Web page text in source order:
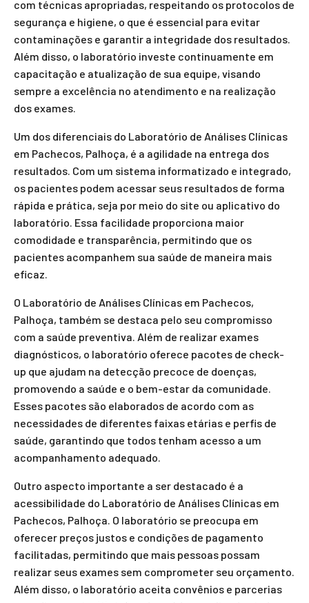
com técnicas apropriadas, respeitando os protocolos de
segurança e higiene, o que é essencial para evitar
contaminações e garantir a integridade dos resultados.
Além disso, o laboratório investe continuamente em
capacitação e atualização de sua equipe, visando
sempre a excelência no atendimento e na realização
dos exames.
Um dos diferenciais do Laboratório de Análises Clínicas
em Pachecos, Palhoça, é a agilidade na entrega dos
resultados. Com um sistema informatizado e integrado,
os pacientes podem acessar seus resultados de forma
rápida e prática, seja por meio do site ou aplicativo do
laboratório. Essa facilidade proporciona maior
comodidade e transparência, permitindo que os
pacientes acompanhem sua saúde de maneira mais
eficaz.
O Laboratório de Análises Clínicas em Pachecos,
Palhoça, também se destaca pelo seu compromisso
com a saúde preventiva. Além de realizar exames
diagnósticos, o laboratório oferece pacotes de check-
up que ajudam na detecção precoce de doenças,
promovendo a saúde e o bem-estar da comunidade.
Esses pacotes são elaborados de acordo com as
necessidades de diferentes faixas etárias e perfis de
saúde, garantindo que todos tenham acesso a um
acompanhamento adequado.
Outro aspecto importante a ser destacado é a
acessibilidade do Laboratório de Análises Clínicas em
Pachecos, Palhoça. O laboratório se preocupa em
oferecer preços justos e condições de pagamento
facilitadas, permitindo que mais pessoas possam
realizar seus exames sem comprometer seu orçamento.
Além disso, o laboratório aceita convênios e parcerias